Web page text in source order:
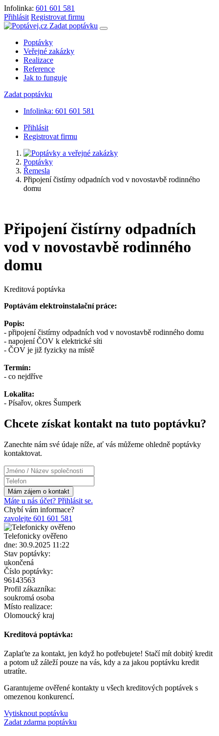
Infolinka: 601 601 581
Přihlásit Registrovat firmu
Zadat poptávku
Poptávky
Veřejné zakázky
Realizace
Reference
Jak to funguje
Zadat poptávku
Infolinka: 601 601 581
Přihlásit
Registrovat firmu
Poptávky
Řemesla
Připojení čistírny odpadních vod v novostavbě rodinného
domu
Připojení čistírny odpadních
vod v novostavbě rodinného
domu
Kreditová poptávka
Poptávám elektroinstalační práce:
Popis:
- připojení čistírny odpadních vod v novostavbě rodinného domu
- napojení ČOV k elektrické síti
- ČOV je již fyzicky na místě
Termín:
- co nejdříve
Lokalita:
- Písařov, okres Šumperk
Chcete získat kontakt na tuto poptávku?
Zanechte nám své údaje níže, ať vás můžeme ohledně poptávky
kontaktovat.
Máte u nás účet? Přihlásit se.
Chybí vám informace?
zavolejte 601 601 581
Telefonicky ověřeno
dne: 30.9.2025 11:22
Stav poptávky:
ukončená
Číslo poptávky:
96143563
Profil zákazníka:
soukromá osoba
Místo realizace:
Olomoucký kraj
Kreditová poptávka:
Zaplaťte za kontakt, jen když ho potřebujete! Stačí mít dobitý kredit
a potom už záleží pouze na vás, kdy a za jakou poptávku kredit
utratíte.
Garantujeme ověřené kontakty u všech kreditových poptávek s
omezenou konkurencí.
Vytisknout poptávku
Zadat zdarma poptávku